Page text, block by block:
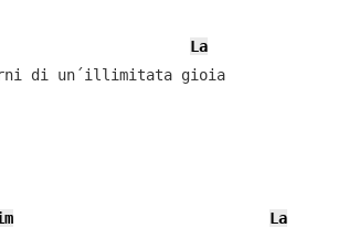
La
di un´illimitata gioia
La